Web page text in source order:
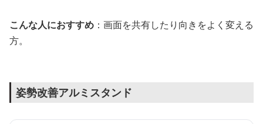
こんな人におすすめ ：画面を共有したり向きをよく変える
方。
姿勢改善アルミスタンド